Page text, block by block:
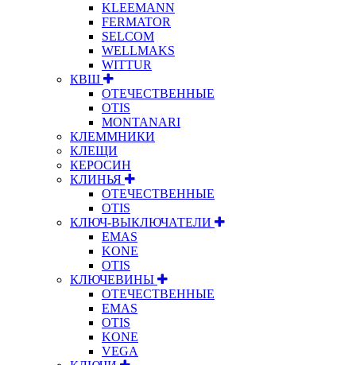
KLEEMANN
FERMATOR
SELCOM
WELLMAKS
WITTUR
КВШ
ОТЕЧЕСТВЕННЫЕ
OTIS
MONTANARI
КЛЕММНИКИ
КЛЕЩИ
КЕРОСИН
КЛИНЬЯ
ОТЕЧЕСТВЕННЫЕ
OTIS
КЛЮЧ-ВЫКЛЮЧАТЕЛИ
EMAS
KONE
OTIS
КЛЮЧЕВИНЫ
ОТЕЧЕСТВЕННЫЕ
EMAS
OTIS
KONE
VEGA